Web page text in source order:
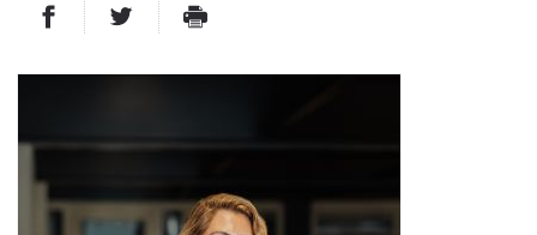
PARTAGER SUR FACEBOOK
PARTAGER SUR TWITTER
IMPRIMER